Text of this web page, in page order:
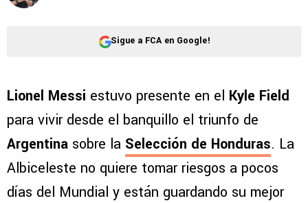
Sigue a FCA en Google!
Lionel Messi estuvo presente en el Kyle Field
para vivir desde el banquillo el triunfo de
Argentina sobre la Selección de Honduras. La
Albiceleste no quiere tomar riesgos a pocos
días del Mundial y están guardando su mejor